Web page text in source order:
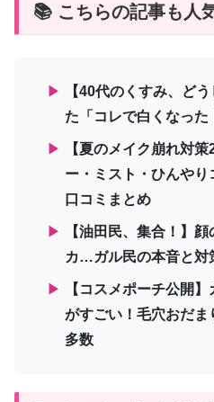
📚 こちらの記事も人
▶
【40代のくすみ、ど
た「コレで白くなっ
▶
【夏のメイク崩れ対
ー・ミスト・ひんや
口コミまとめ
▶
【油田民、集合！】
カ…ガル民の本音と対
▶
【コスメポーチ公開
がすごい！毛穴おだま
多数